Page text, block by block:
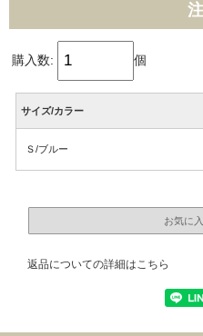
購入数: 個
サイズ/カラー
Ｓ/ブルー
返品についての詳細はこちら